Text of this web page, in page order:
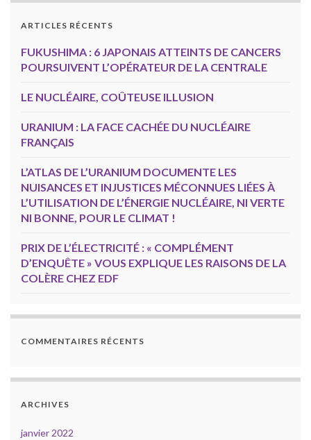
ARTICLES RÉCENTS
FUKUSHIMA : 6 JAPONAIS ATTEINTS DE CANCERS
POURSUIVENT L’OPÉRATEUR DE LA CENTRALE
LE NUCLÉAIRE, COÛTEUSE ILLUSION
URANIUM : LA FACE CACHÉE DU NUCLÉAIRE
FRANÇAIS
L’ATLAS DE L’URANIUM DOCUMENTE LES
NUISANCES ET INJUSTICES MÉCONNUES LIÉES À
L’UTILISATION DE L’ÉNERGIE NUCLÉAIRE, NI VERTE
NI BONNE, POUR LE CLIMAT !
PRIX DE L’ÉLECTRICITÉ : « COMPLÉMENT
D’ENQUÊTE » VOUS EXPLIQUE LES RAISONS DE LA
COLÈRE CHEZ EDF
COMMENTAIRES RÉCENTS
ARCHIVES
janvier 2022